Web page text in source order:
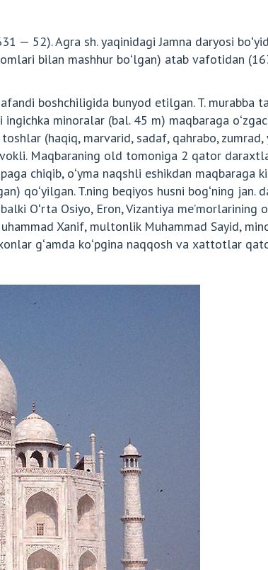
— 52). Agra sh. yaqinidagi Jamna daryosi
bilan mashhur boʻlgan) atab vafotidan
boshchiligida bunyod etilgan. T. murabba
minoralar (bal. 45 m) maqbaraga
(haqiq, marvarid, sadaf, qahrabo,
Maqbaraning old tomoniga 2 qator
chiqib, oʻyma naqshli eshikdan maqbaraga
qoʻyilgan. T.ning beqiyos husni bogʻning jan.
Oʻrta Osiyo, Eron, Vizantiya meʼmorlarining
Xanif, multonlik Muhammad Sayid,
gʻamda koʻpgina naqqosh va xattotlar